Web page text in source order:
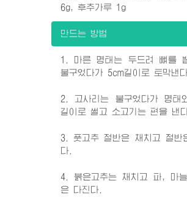
6g, 후추가루 1g
만드는 방법
1. 마른 명태는 두드려 뼈를
불구었다가 5cm길이로 토막낸다
2. 고사리는 불구었다가 명태
길이로 썰고 소고기는 편을 낸
3. 풋고추 절반은 채치고 절반
다.
4. 붉은고추는 채치고 파, 마
은 다진다.